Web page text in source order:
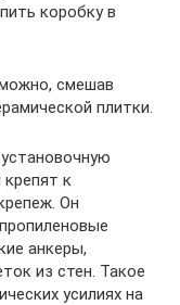
коробку в
смешав
плитки.
к
Он
анкеры,
из стен. Такое
усилиях на